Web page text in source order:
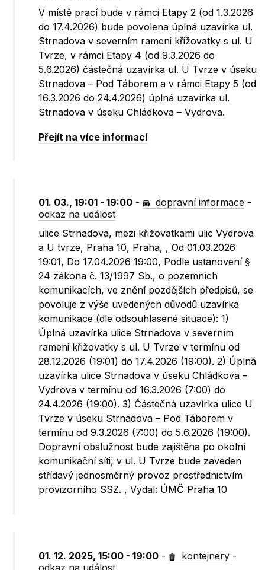
V místě prací bude v rámci Etapy 2 (od 1.3.2026
do 17.4.2026) bude povolena úplná uzavírka ul.
Strnadova v severním rameni křižovatky s ul. U
Tvrze, v rámci Etapy 4 (od 9.3.2026 do
5.6.2026) částečná uzavírka ul. U Tvrze v úseku
Strnadova – Pod Táborem a v rámci Etapy 5 (od
16.3.2026 do 24.4.2026) úplná uzavírka ul.
Strnadova v úseku Chládkova – Vydrova.
Přejít na více informací
01. 03., 19:01 - 19:00 - dopravní informace -
odkaz na událost
ulice Strnadova, mezi křižovatkami ulic Vydrova
a U tvrze, Praha 10, Praha, , Od 01.03.2026
19:01, Do 17.04.2026 19:00, Podle ustanovení §
24 zákona č. 13/1997 Sb., o pozemních
komunikacích, ve znění pozdějších předpisů, se
povoluje z výše uvedených důvodů uzavírka
komunikace (dle odsouhlasené situace): 1)
Úplná uzavírka ulice Strnadova v severním
rameni křižovatky s ul. U Tvrze v termínu od
28.12.2026 (19:01) do 17.4.2026 (19:00). 2) Úplná
uzavírka ulice Strnadova v úseku Chládkova –
Vydrova v termínu od 16.3.2026 (7:00) do
24.4.2026 (19:00). 3) Částečná uzavírka ulice U
Tvrze v úseku Strnadova – Pod Táborem v
termínu od 9.3.2026 (7:00) do 5.6.2026 (19:00).
Dopravní obslužnost bude zajištěna po okolní
komunikační síti, v ul. U Tvrze bude zaveden
střídavý jednosměrný provoz prostřednictvím
provizorního SSZ. , Vydal: ÚMČ Praha 10
01. 12. 2025, 15:00 - 19:00 - kontejnery -
odkaz na událost